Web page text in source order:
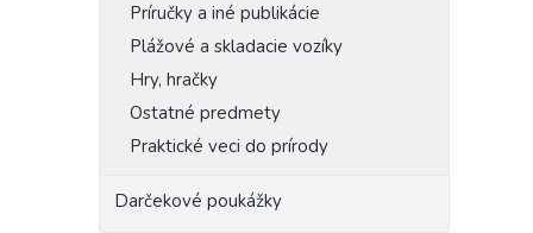
Príručky a iné publikácie
Plážové a skladacie vozíky
Hry, hračky
Ostatné predmety
Praktické veci do prírody
Darčekové poukážky